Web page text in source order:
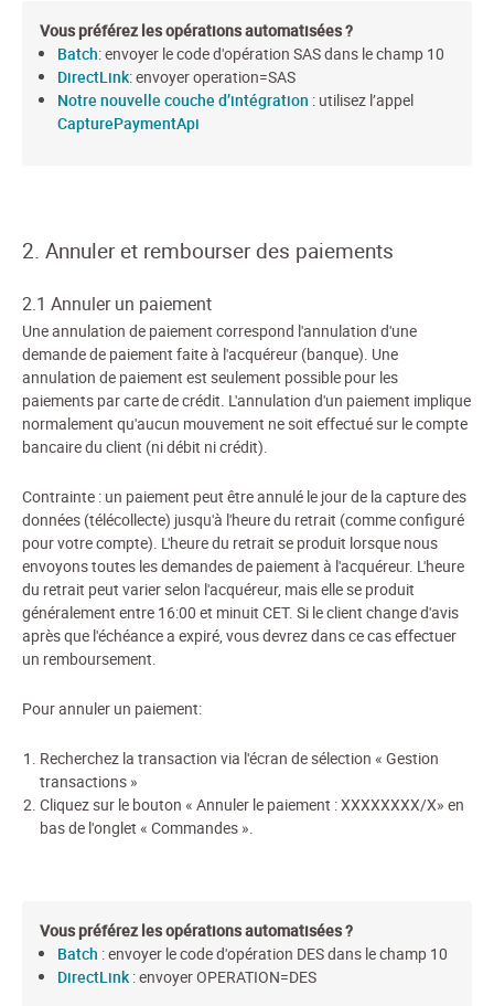
Vous préférez les opérations automatisées ?
Batch: envoyer le code d'opération SAS dans le champ 10
DirectLink: envoyer operation=SAS
Notre nouvelle couche d’intégration : utilisez l’appel
CapturePaymentApi
2. Annuler et rembourser des paiements
2.1 Annuler un paiement
Une annulation de paiement correspond l'annulation d'une
demande de paiement faite à l'acquéreur (banque). Une
annulation de paiement est seulement possible pour les
paiements par carte de crédit. L'annulation d'un paiement implique
normalement qu'aucun mouvement ne soit effectué sur le compte
bancaire du client (ni débit ni crédit).
Contrainte : un paiement peut être annulé le jour de la capture des
données (télécollecte) jusqu'à l'heure du retrait (comme configuré
pour votre compte). L'heure du retrait se produit lorsque nous
envoyons toutes les demandes de paiement à l'acquéreur. L'heure
du retrait peut varier selon l'acquéreur, mais elle se produit
généralement entre 16:00 et minuit CET. Si le client change d'avis
après que l'échéance a expiré, vous devrez dans ce cas effectuer
un remboursement.
Pour annuler un paiement:
Recherchez la transaction via l'écran de sélection « Gestion
transactions »
Cliquez sur le bouton « Annuler le paiement : XXXXXXXX/X» en
bas de l'onglet « Commandes ».
Vous préférez les opérations automatisées ?
Batch : envoyer le code d'opération DES dans le champ 10
DirectLink: envoyer OPERATION=DES